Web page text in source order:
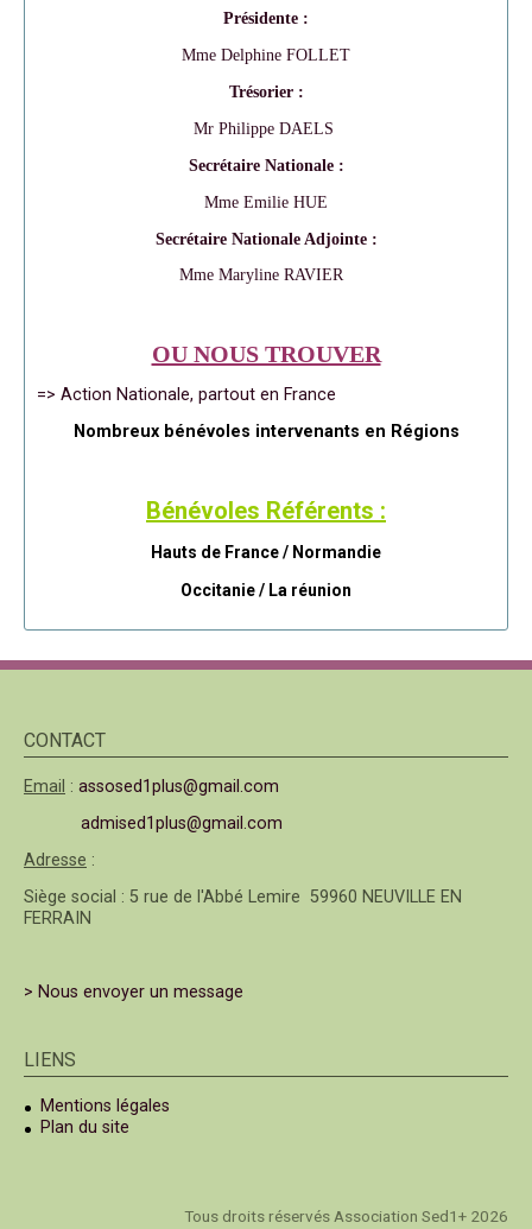
Présidente :
Mme Delphine FOLLET
Trésorier :
Mr Philippe DAELS
Secrétaire Nationale :
Mme Emilie HUE
Secrétaire Nationale Adjointe :
Mme Maryline RAVIER
OU NOUS TROUVER
=> Action Nationale, partout en France
Nombreux bénévoles intervenants en Régions
Bénévoles Référents :
Hauts de France / Normandie
Occitanie / La réunion
CONTACT
Email : assosed1plus@gmail.com
admised1plus@gmail.com
Adresse :
Siège social : 5 rue de l'Abbé Lemire 59960 NEUVILLE EN
FERRAIN
> Nous envoyer un message
LIENS
Mentions légales
Plan du site
Tous droits réservés Association Sed1+ 2026